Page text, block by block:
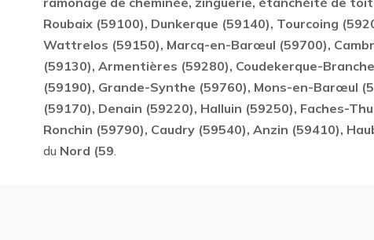
Roubaix (59100), Dunkerque (59140), Tourcoing
Wattrelos (59150), Marcq-en-Barœul (59700),
(59130), Armentières (59280), Coudekerque-
(59190), Grande-Synthe (59760), Mons-en-Barœul
(59170), Denain (59220), Halluin (59250), Faches-
Ronchin (59790), Caudry (59540), Anzin (59410),
du Nord (59.